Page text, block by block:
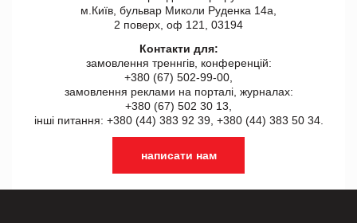
м.Київ, бульвар Миколи Руденка 14а,
2 поверх, оф 121, 03194
Контакти для:
замовлення треннгів, конференцій:
+380 (67) 502-99-00,
замовлення реклами на порталі, журналах:
+380 (67) 502 30 13,
інші питання: +380 (44) 383 92 39, +380 (44) 383 50 34.
написати нам